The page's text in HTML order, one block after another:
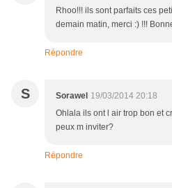
Rhoo!!! ils sont parfaits ces
demain matin, merci :) !!!
Répondre
S Sorawel 19/03/2014 20:18
Ohlala ils ont l air trop bon et
peux m inviter?
Répondre